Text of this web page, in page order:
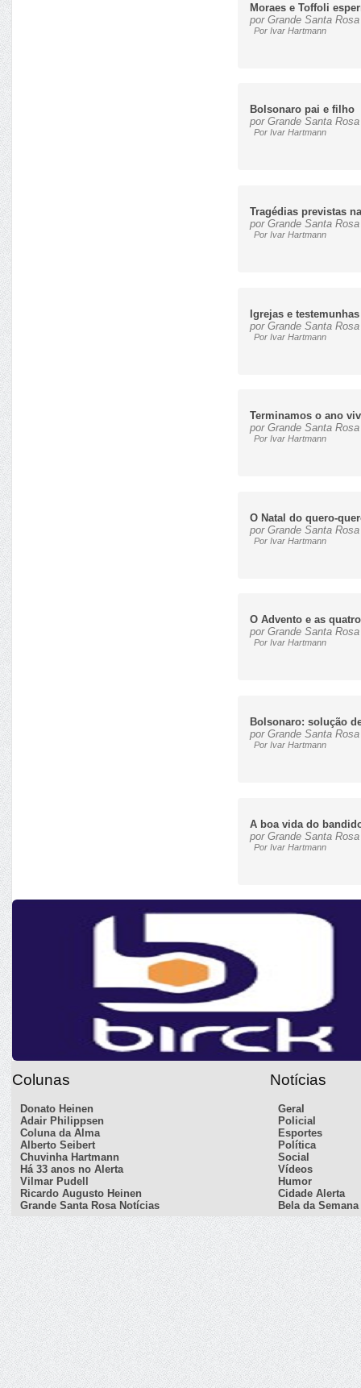
Moraes e Toffoli
por Grande Santa
Por Ivar Hartmann
Bolsonaro pai e filho
por Grande Santa
Por Ivar Hartmann
Tragédias previstas
por Grande Santa
Por Ivar Hartmann
Igrejas e
por Grande Santa
Por Ivar Hartmann
Terminamos o ano
por Grande Santa
Por Ivar Hartmann
O Natal do quero-
por Grande Santa
Por Ivar Hartmann
O Advento e as
por Grande Santa
Por Ivar Hartmann
Bolsonaro: solução
por Grande Santa
Por Ivar Hartmann
A boa vida do
por Grande Santa
Por Ivar Hartmann
Colunas
Donato Heinen
Adair Philippsen
Coluna da Alma
Alberto Seibert
Chuvinha Hartmann
Há 33 anos no Alerta
Vilmar Pudell
Ricardo Augusto Heinen
Grande Santa Rosa Notícias
Notícias
Geral
Policial
Esportes
Política
Social
Vídeos
Humor
Cidade Alerta
Bela da Semana